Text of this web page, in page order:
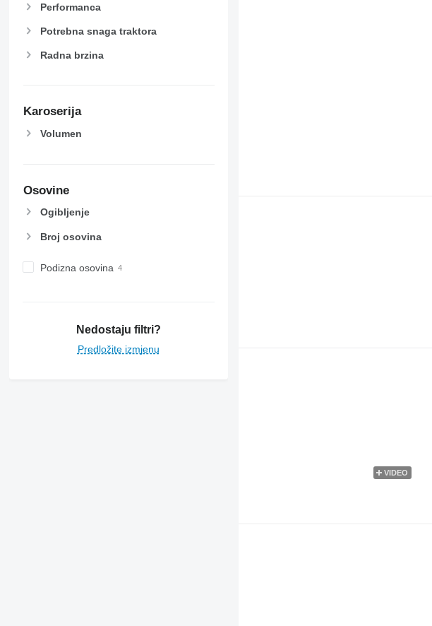
Performanca
Potrebna snaga traktora
Radna brzina
Karoserija
Volumen
Osovine
Ogibljenje
Broj osovina
Podizna osovina
Nedostaju filtri?
Predložite izmjenu
VIDEO